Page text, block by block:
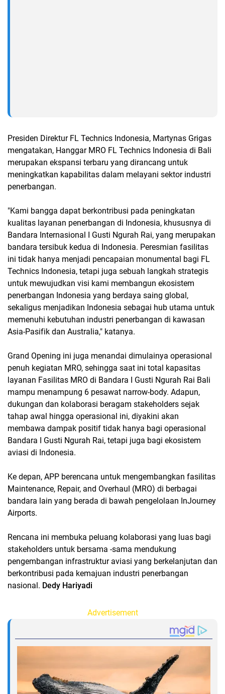
Presiden Direktur FL Technics Indonesia, Martynas Grigas
mengatakan, Hanggar MRO FL Technics Indonesia di Bali
merupakan ekspansi terbaru yang dirancang untuk
meningkatkan kapabilitas dalam melayani sektor industri
penerbangan.
"Kami bangga dapat berkontribusi pada peningkatan
kualitas layanan penerbangan di Indonesia, khususnya di
Bandara Internasional I Gusti Ngurah Rai, yang merupakan
bandara tersibuk kedua di Indonesia. Peresmian fasilitas
ini tidak hanya menjadi pencapaian monumental bagi FL
Technics Indonesia, tetapi juga sebuah langkah strategis
untuk mewujudkan visi kami membangun ekosistem
penerbangan Indonesia yang berdaya saing global,
sekaligus menjadikan Indonesia sebagai hub utama untuk
memenuhi kebutuhan industri penerbangan di kawasan
Asia-Pasifik dan Australia," katanya.
Grand Opening ini juga menandai dimulainya operasional
penuh kegiatan MRO, sehingga saat ini total kapasitas
layanan Fasilitas MRO di Bandara I Gusti Ngurah Rai Bali
mampu menampung 6 pesawat narrow-body. Adapun,
dukungan dan kolaborasi beragam stakeholders sejak
tahap awal hingga operasional ini, diyakini akan
membawa dampak positif tidak hanya bagi operasional
Bandara I Gusti Ngurah Rai, tetapi juga bagi ekosistem
aviasi di Indonesia.
Ke depan, APP berencana untuk mengembangkan fasilitas
Maintenance, Repair, and Overhaul (MRO) di berbagai
bandara lain yang berada di bawah pengelolaan InJourney
Airports.
Rencana ini membuka peluang kolaborasi yang luas bagi
stakeholders untuk bersama -sama mendukung
pengembangan infrastruktur aviasi yang berkelanjutan dan
berkontribusi pada kemajuan industri penerbangan
nasional. Dedy Hariyadi
Advertisement